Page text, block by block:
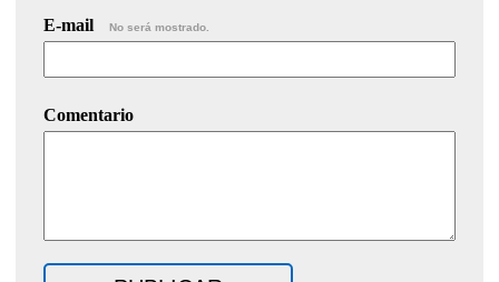
E-mail No será mostrado.
Comentario